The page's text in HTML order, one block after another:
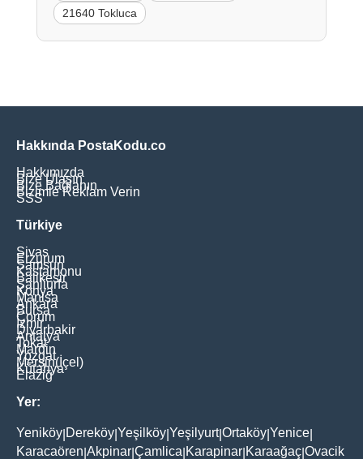
21640 Tokluca
Hakkında PostaKodu.co
Hakkımızda
Bize Ulaşın
Bize Bağlanın
Bizimle Reklam Verin
SSS
Türkiye
Sivas
Erzurum
Samsun
Kastamonu
Balikesir
Şanliurfa
Konya
Manisa
Ankara
Bursa
Çorum
İzmir
Diyarbakir
Antalya
Tokat
Mardin
Yozgat
Mersin(İçel)
Kütahya
Elaziğ
Yer:
Yeniköy Dereköy Yeşilköy Yeşilyurt|Ortaköy Yenice
Karacaören Akpinar Çamlica Karapinar Karaağaç Ovacik